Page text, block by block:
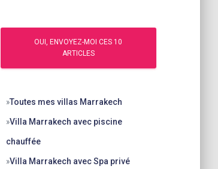
»Toutes mes villas Marrakech
»Villa Marrakech avec piscine
chauffée
»Villa Marrakech avec Spa privé